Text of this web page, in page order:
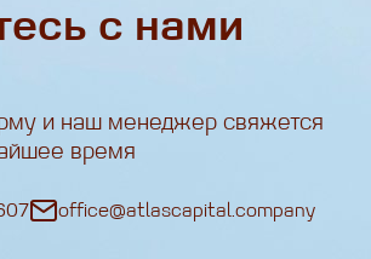
с нами
и наш менеджер свяжется
время
office@atlascapital.company